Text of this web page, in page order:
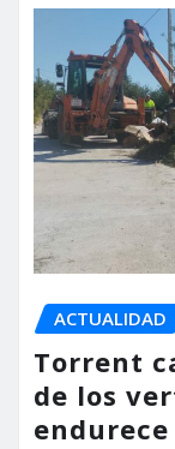
ACTUALIDAD
Torrent
de los